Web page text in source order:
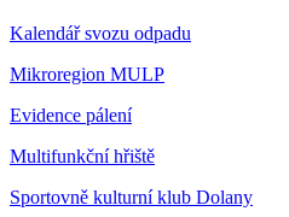
Kalendář svozu odpadu
Mikroregion MULP
Evidence pálení
Multifunkční hřiště
Sportovně kulturní klub Dolany